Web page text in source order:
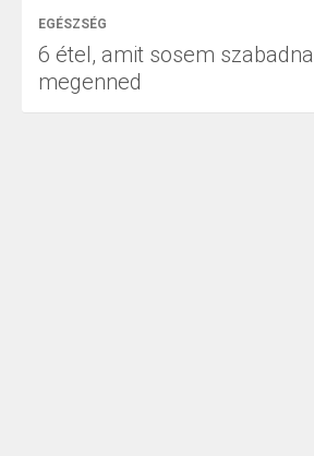
EGÉSZSÉG
6 étel, amit sosem
megenned